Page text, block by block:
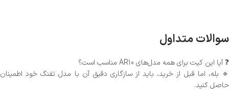
سوالات متداول
❓ آیا این کیت برای همه مدل‌های AR10 مناسب است؟
🔹 بله، اما قبل از خرید، باید از سازگاری دقیق آن با مدل تفنگ خود اطمینان
حاصل کنید.